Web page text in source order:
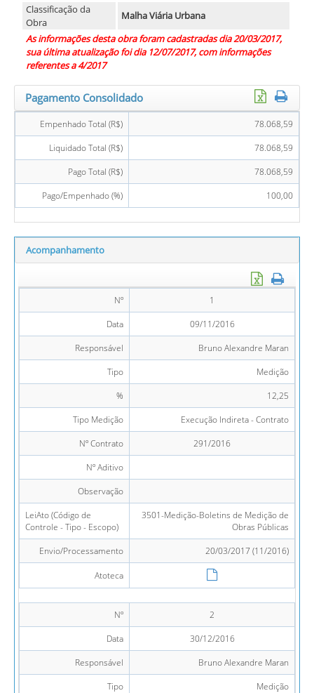
Classificação da
Obra
Malha Viária Urbana
As informações desta obra foram cadastradas dia 20/03/2017,
sua última atualização foi dia 12/07/2017, com informações
referentes a 4/2017
Pagamento Consolidado
Empenhado Total (R$)
78.068,59
Liquidado Total (R$)
78.068,59
Pago Total (R$)
78.068,59
Pago/Empenhado (%)
100,00
Acompanhamento
Nº
1
Data
09/11/2016
Responsável
Bruno Alexandre Maran
Tipo
Medição
%
12,25
Tipo Medição
Execução Indireta - Contrato
Nº Contrato
291/2016
Nº Aditivo
Observação
LeiAto (Código de
Controle - Tipo - Escopo)
3501-Medição-Boletins de Medição de
Obras Públicas
Envio/Processamento
20/03/2017 (11/2016)
Atoteca
Nº
2
Data
30/12/2016
Responsável
Bruno Alexandre Maran
Tipo
Medição